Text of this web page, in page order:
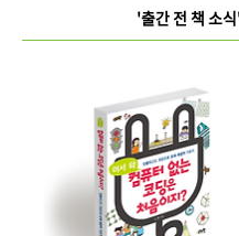
'출간 전 책 소